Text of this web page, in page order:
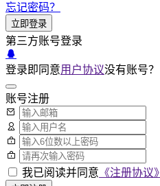
忘记密码？
立即登录
第三方账号登录
登录即同意用户协议没有账号？
账号注册
我已阅读并同意 《注册协议》